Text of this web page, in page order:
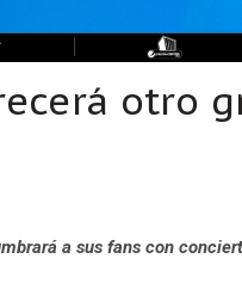
otro
a sus fans con